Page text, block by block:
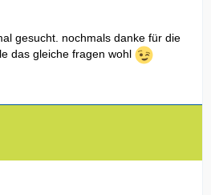
gesucht. nochmals danke für die
das gleiche fragen wohl